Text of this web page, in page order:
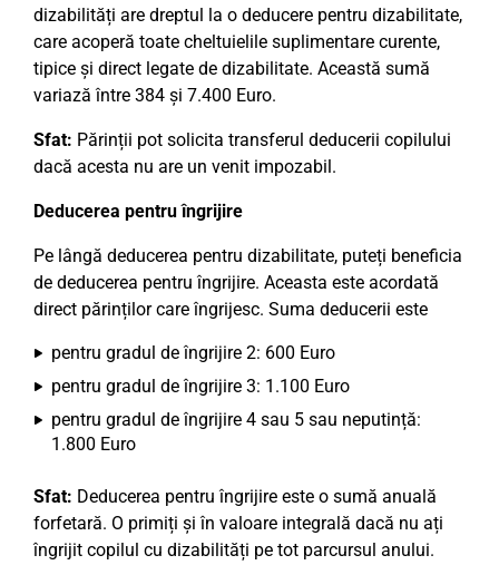
dizabilități are dreptul la o deducere pentru dizabilitate,
care acoperă toate cheltuielile suplimentare curente,
tipice și direct legate de dizabilitate. Această sumă
variază între 384 și 7.400 Euro.
Sfat: Părinții pot solicita transferul deducerii copilului
dacă acesta nu are un venit impozabil.
Deducerea pentru îngrijire
Pe lângă deducerea pentru dizabilitate, puteți beneficia
de deducerea pentru îngrijire. Aceasta este acordată
direct părinților care îngrijesc. Suma deducerii este
pentru gradul de îngrijire 2: 600 Euro
pentru gradul de îngrijire 3: 1.100 Euro
pentru gradul de îngrijire 4 sau 5 sau neputință:
1.800 Euro
Sfat: Deducerea pentru îngrijire este o sumă anuală
forfetară. O primiți și în valoare integrală dacă nu ați
îngrijit copilul cu dizabilități pe tot parcursul anului.